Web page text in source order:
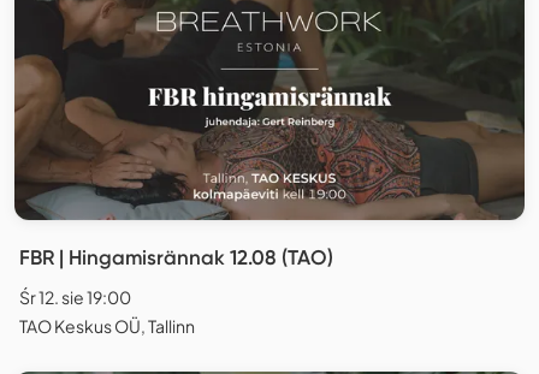
FBR | Hingamisrännak 12.08 (TAO)
Śr 12. sie 19:00
TAO Keskus OÜ, Tallinn